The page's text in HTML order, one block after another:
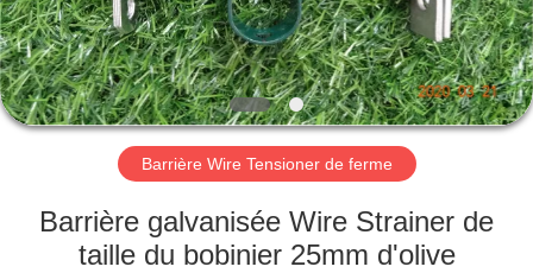
AU
SUJET
DE
NOUS
VISITE
D'USINE
Barrière Wire Tensioner de ferme
Barrière galvanisée Wire Strainer de
taille du bobinier 25mm d'olive